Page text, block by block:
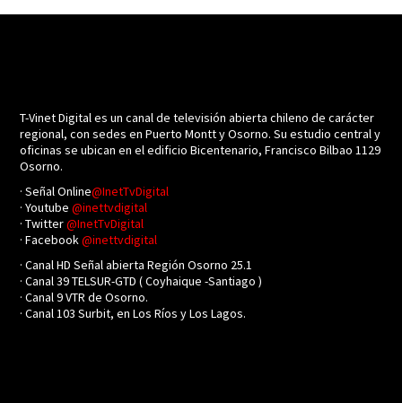
T-Vinet Digital es un canal de televisión abierta chileno de carácter
regional, con sedes en Puerto Montt y Osorno. Su estudio central y
oficinas se ubican en el edificio Bicentenario, Francisco Bilbao 1129
Osorno.
· Señal Online@InetTvDigital
· Youtube@inettvdigital
· Twitter@InetTvDigital
· Facebook@inettvdigital
· Canal HD Señal abierta Región Osorno 25.1
· Canal 39 TELSUR-GTD ( Coyhaique -Santiago )
· Canal 9 VTR de Osorno.
· Canal 103 Surbit, en Los Ríos y Los Lagos.